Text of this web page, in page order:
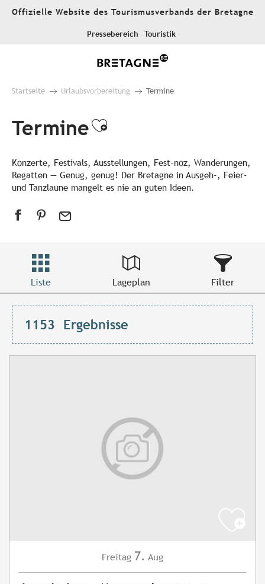
AllerOffizielle Website des Tourismusverbands der Bretagne
Pressebereich Touristik
Startseite Urlaubsvorbereitung Termine
TermineAjouter aux
Konzerte, Festivals, Ausstellungen, Fest-noz, Wanderungen,
Regatten — Genug, genug! Der Bretagne in Ausgeh-, Feier-
und Tanzlaune mangelt es nie an guten Ideen.
Liste Lageplan Filter
1153 Ergebnisse
Freitag 7. Aug